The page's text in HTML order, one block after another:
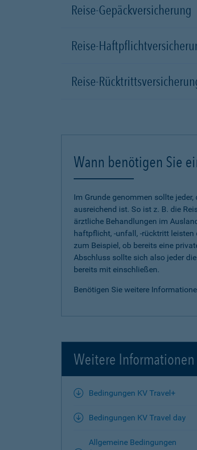
Reise-Gepäckversicherung
Reise-
Reise-
Wann benötigen Sie
Im Grunde genommen sollte
ausreichend ist. So ist z. B. die
ärztliche Behandlungen im
haftpflicht, -unfall, -rücktritt leisten
zum Beispiel, ob bereits eine
Abschluss sollte sich also jeder
bereits mit einschließen.
Benötigen Sie weitere
Weitere Informationen
Bedingungen KV Travel+
Bedingungen KV Travel day
Allgemeine Bedingungen